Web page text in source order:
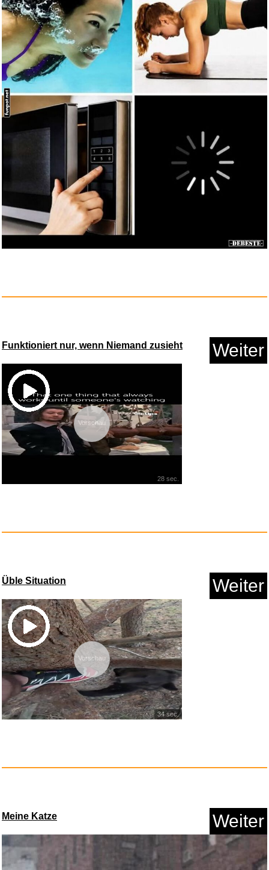
Amazon Gutschein...
Anzeige
TANZNEID (Amazon Exclusive:
CD...
YPBEW Ersatz LED Lichtplatine
...
VTech Peppa Pig Kinderlieder L...
A Dictionary of Color Combinat...
Funktioniert nur, wenn Niemand zusieht Weiter
Vorschau
28 sec.
Üble Situation Weiter
Vorschau
34 sec.
Meine Katze Weiter